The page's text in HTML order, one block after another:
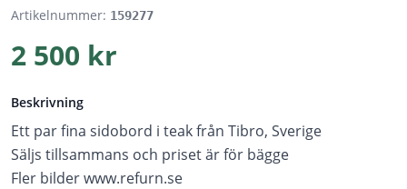
Artikelnummer: 159277
2 500 kr
Beskrivning
Ett par fina sidobord i teak från Tibro, Sverige
Säljs tillsammans och priset är för bägge
Fler bilder www.refurn.se